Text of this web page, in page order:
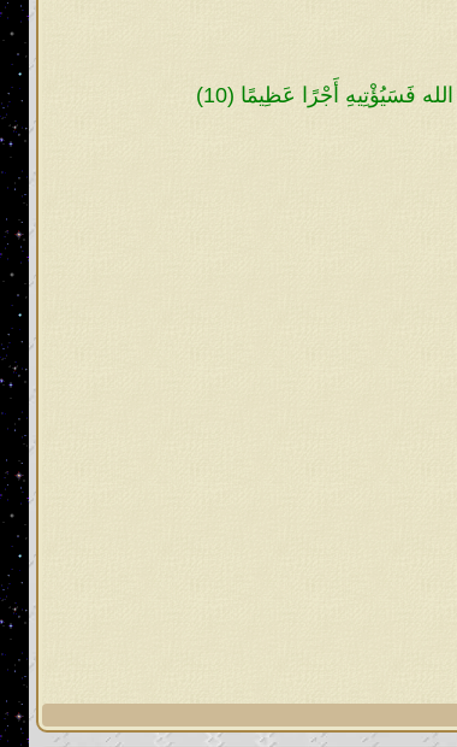
فَسَيُؤْتِيهِ أَجْرًا عَظِيمًا (10)